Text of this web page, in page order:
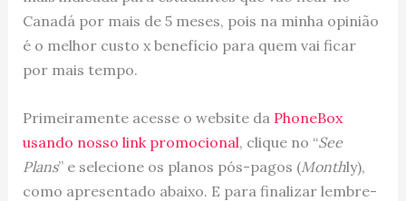
Canadá por mais de 5 meses, pois na minha opinião
é o melhor custo x benefício para quem vai ficar
por mais tempo.
Primeiramente acesse o website da PhoneBox
usando nosso link promocional, clique no “See
Plans” e selecione os planos pós-pagos (Monthly),
como apresentado abaixo. E para finalizar lembre-